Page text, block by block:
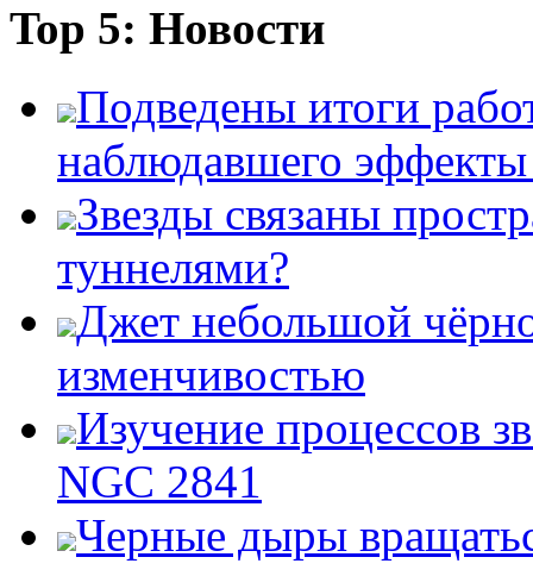
Top 5: Новости
Подведены итоги
наблюдавшего
Звезды связаны
туннелями?
Джет небольшой
изменчивостью
Изучение процессов
NGC 2841
Черные дыры